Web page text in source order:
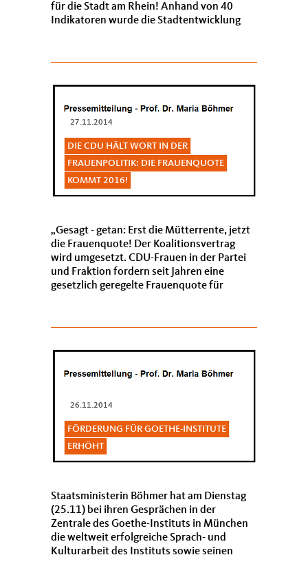
für die Stadt am Rhein! Anhand von 40
Indikatoren wurde die Stadtentwicklung
27.11.2014
DIE CDU HÄLT WORT IN DER
FRAUENPOLITIK: DIE FRAUENQUOTE
KOMMT 2016!
Gesagt - getan: Erst die Mütterrente, jetzt
die Frauenquote! Der Koalitionsvertrag
wird umgesetzt. CDU-Frauen in der Partei
und Fraktion fordern seit Jahren eine
gesetzlich geregelte Frauenquote für
26.11.2014
FÖRDERUNG FÜR GOETHE-INSTITUTE
ERHÖHT
Staatsministerin Böhmer hat am Dienstag
(25.11) bei ihren Gesprächen in der
Zentrale des Goethe-Instituts in München
die weltweit erfolgreiche Sprach- und
Kulturarbeit des Instituts sowie seinen